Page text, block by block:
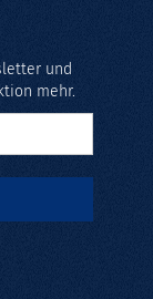
und
mehr.